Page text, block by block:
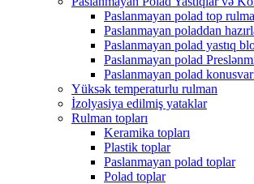
Paslanmayan polad top
Paslanmayan poladdan
Paslanmayan polad yastıq
Paslanmayan polad
Paslanmayan polad
Yüksək temperaturlu rulman
İzolyasiya edilmiş yataklar
Rulman topları
Keramika topları
Plastik toplar
Paslanmayan polad toplar
Polad toplar